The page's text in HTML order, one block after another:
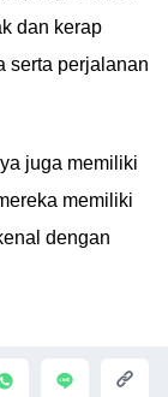
dan kerap
serta perjalanan
juga memiliki
memiliki
dengan